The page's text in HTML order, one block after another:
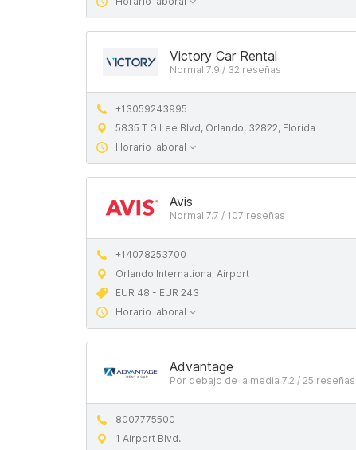
Victory Car Rental
Normal 7.9 / 32 reseñas
+13059243995
5835 T G Lee Blvd, Orlando, 32822, Florida
Horario laboral
Avis
Normal 7.7 / 107 reseñas
+14078253700
Orlando International Airport
EUR 48 - EUR 243
Horario laboral
Advantage
Por debajo de la media 7.2 / 25 reseñas
8007775500
1 Airport Blvd.